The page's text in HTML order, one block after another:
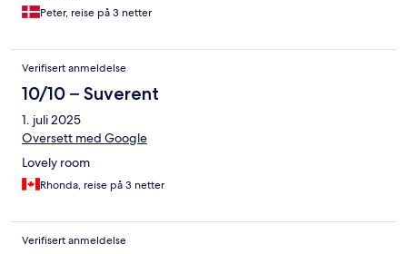
Peter, reise på 3 netter
Verifisert anmeldelse
10/10 – Suverent
1. juli 2025
Oversett med Google
Lovely room
Rhonda, reise på 3 netter
Verifisert anmeldelse